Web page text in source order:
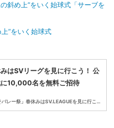
斜め上”をいく始球式「サーブを
上”をいく始球式
はSVリーグを見に行こう！ 公
10,000名を無料ご招待
春こそバレー祭」春休みはSV.LEAGUEを見に行こう！